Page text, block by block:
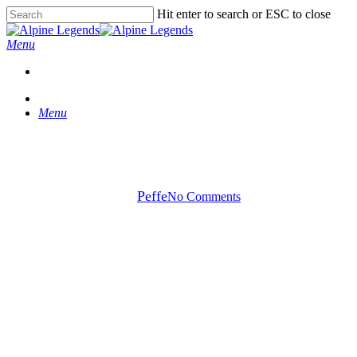
Skip
to
main
Hit enter to search or ESC to close
Close
Search
Menu
Menu
PeffeNo Comments